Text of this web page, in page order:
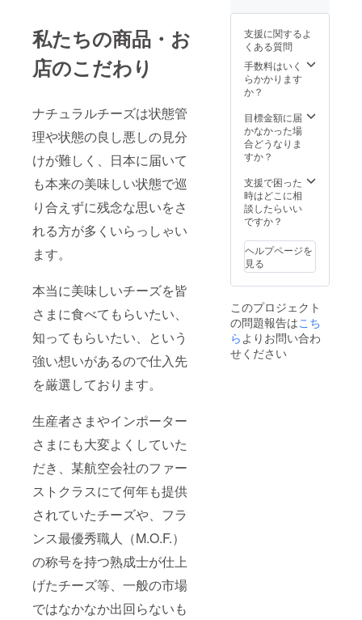
私たちの商品・お
店のこだわり
ナチュラルチーズは状態管
理や状態の良し悪しの見分
けが難しく、日本に届いて
も本来の美味しい状態で巡
り合えずに残念な思いをさ
れる方が多くいらっしゃい
ます。
本当に美味しいチーズを皆
さまに食べてもらいたい、
知ってもらいたい、という
強い想いがあるので仕入先
を厳選しております。
生産者さまやインポーター
さまにも大変よくしていた
だき、某航空会社のファー
ストクラスにて何年も提供
されていたチーズや、フラ
ンス最優秀職人（M.O.F.）
の称号を持つ熟成士が仕上
げたチーズ等、一般の市場
ではなかなか出回らないも
す。
日：２
０２１
年１２
月～２
０２１
年２月
ます。
※１２月
分の第
マス前
必着で
お届け
いたし
※写真は
前回の
クラウ
ドファ
ングで
お送り
した内
容の一
例で
〜
につい
ては全
て含ま
せてい
ます。
（お送
りする
¥10000
相当の
内容で6
回お送
しま
す。）
※発送
日：２
年１２
月～２
０２１
年５月
を予定
カーな
詰め合
わせて
お届け
しま
たチー
ズにつ
いて
や食べ
方など
の解説
が付き
※クール
送料
¥1000
〜
につい
ては全
て含ま
せてい
ただい
支援に関するよ
くある質問
手数料はいく
らかかります
か？
目標金額に届
かなかった場
合どうなりま
すか？
支援で困った
時はどこに相
談したらいい
ですか？
ヘルプページを
見る
このプロジェクト
の問題報告はこち
らよりお問い合わ
せください